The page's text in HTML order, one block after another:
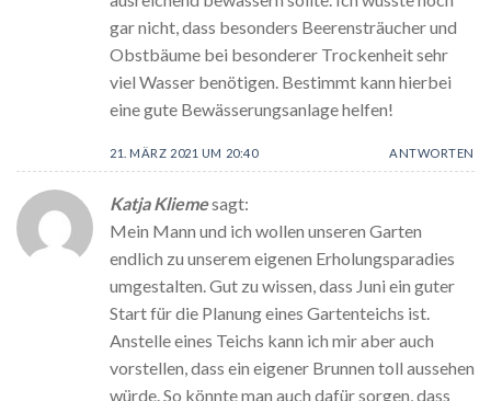
gar nicht, dass besonders Beerensträucher und
Obstbäume bei besonderer Trockenheit sehr
viel Wasser benötigen. Bestimmt kann hierbei
eine gute Bewässerungsanlage helfen!
21. MÄRZ 2021 UM 20:40 ANTWORTEN
Katja Kliemesagt:
Mein Mann und ich wollen unseren Garten
endlich zu unserem eigenen Erholungsparadies
umgestalten. Gut zu wissen, dass Juni ein guter
Start für die Planung eines Gartenteichs ist.
Anstelle eines Teichs kann ich mir aber auch
vorstellen, dass ein eigener Brunnen toll aussehen
würde. So könnte man auch dafür sorgen, dass